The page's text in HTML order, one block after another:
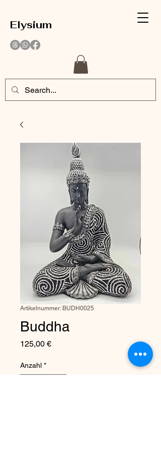
Elysium
Artikelnummer: BUDH0025
Buddha
125,00 €Preis
Anzahl *